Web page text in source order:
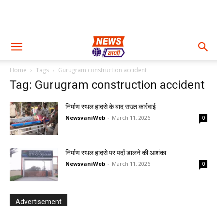
Home Tags Gurugram construction accident
Tag: Gurugram construction accident
निर्माण स्थल हादसे के बाद सख्त कार्रवाई
NewsvaniWeb - March 11, 2026 0
निर्माण स्थल हादसे पर पर्दा डालने की आशंका
NewsvaniWeb - March 11, 2026 0
Advertisement